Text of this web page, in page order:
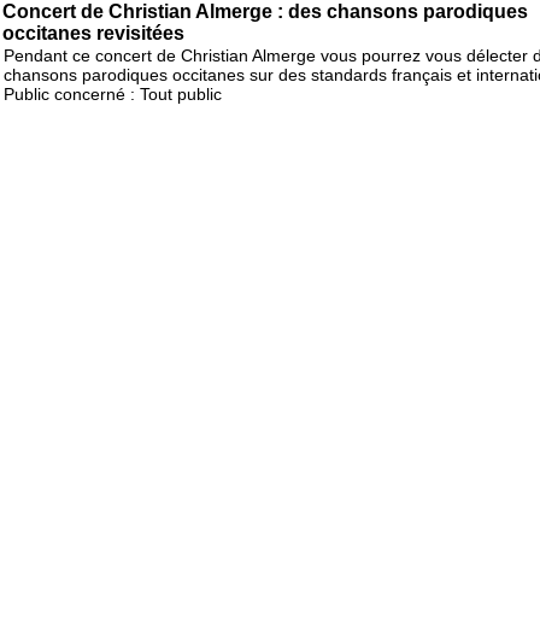
Concert de Christian Almerge : des chansons parodiques
occitanes revisitées
Pendant ce concert de Christian Almerge vous pourrez vous délecter
chansons parodiques occitanes sur des standards français et
Public concerné : Tout public